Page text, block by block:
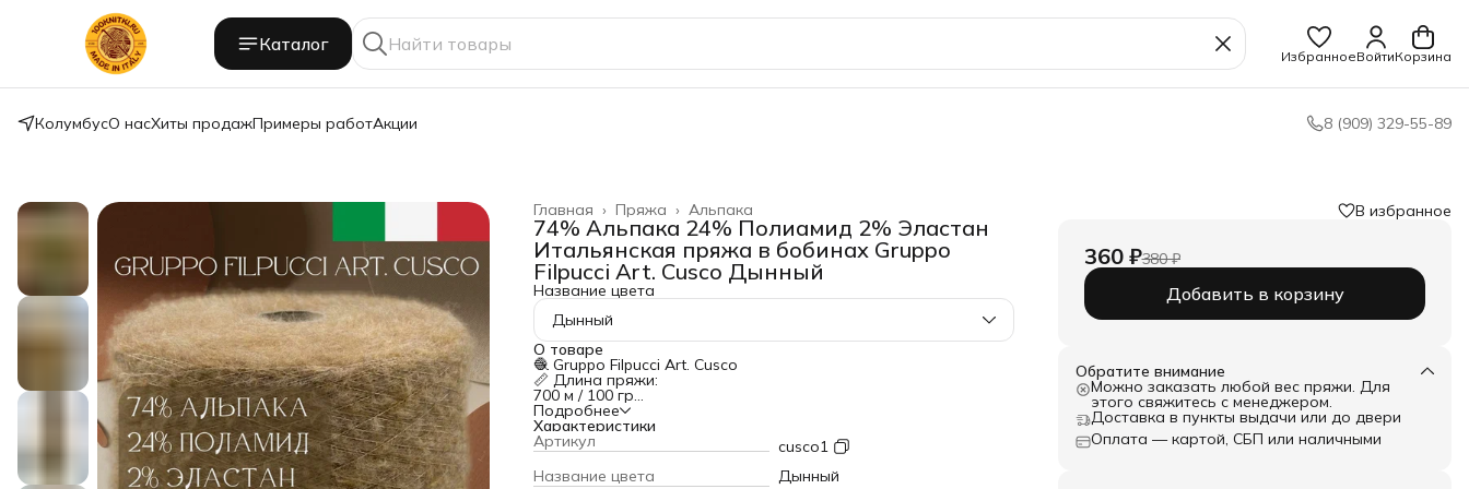
Каталог
ИзбранноеВойтиКорзина
КолумбусО насХиты продажПримеры работАкции 8 (909) 329-55-89
Альпака
Пряжа ›
Главная ›
74% Альпака 24% Полиамид 2% Эластан
Итальянская пряжа в бобинах Gruppo
Filpucci Art. Cusco Дынный
Название цвета
Дынный
О товаре
🧶 Gruppo Filpucci Art. Cusco
📏 Длина пряжи:
700 м / 100 гр
🌟 Состав:
74% альпака — мягкость, терморегуляция, лёгкий
благородный ворс, гипоаллергенность
24% полиамид — прочность, эластичность, износостойкость
2% эластан — идеальное прилегание, сохранение формы
Подробнее
Характеристики
Артикул
cusco1
Название цвета
Дынный
В избранное
360 ₽380 ₽
Добавить в корзину
Обратите внимание
Можно заказать любой вес пряжи. Для
этого свяжитесь с менеджером.
Доставка в пункты выдачи или до двери
Оплата — картой, СБП или наличными